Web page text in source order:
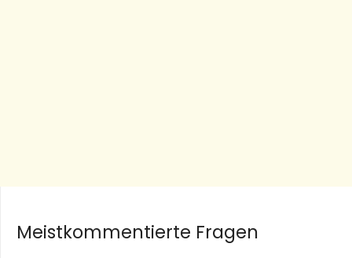
Meistkommentierte Fragen